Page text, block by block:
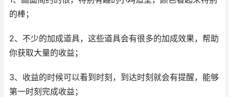
的棒；
2、不少的加成道具，这些道具会有很多的加成效果，帮助
你获取大量的收益；
3、收益的时候可以看到时刻，到达时刻就会有提醒，能够
第一时刻完成收益；